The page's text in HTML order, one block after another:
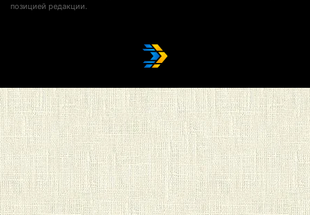
позицией редакции.